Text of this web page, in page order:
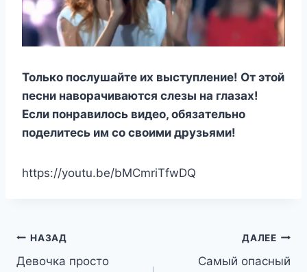
Только послушайте их выступление! От этой
песни наворачиваются слезы на глазах!
Если понравилось видео, обязательно
поделитесь им со своими друзьями!
https://youtu.be/bMCmriTfwDQ
Навигация
НАЗАД
Девочка просто
ДАЛЕЕ
Самый опасный